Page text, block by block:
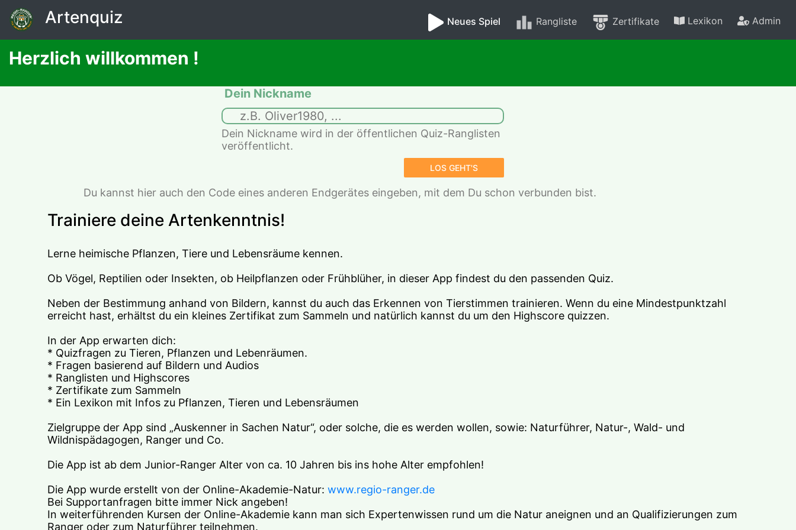
Artenquiz Neues Spiel Rangliste Zertifikate Lexikon Admin
Herzlich willkommen !
Dein Nickname
Dein Nickname wird in der öffentlichen Quiz-Ranglisten
veröffentlicht.
         LOS GEHT'S
Du kannst hier auch den Code eines anderen Endgerätes eingeben, mit dem Du schon verbunden bist.
Trainiere deine Artenkenntnis!
Lerne heimische Pflanzen, Tiere und Lebensräume kennen.
Ob Vögel, Reptilien oder Insekten, ob Heilpflanzen oder Frühblüher, in dieser App findest du den passenden Quiz.
Neben der Bestimmung anhand von Bildern, kannst du auch das Erkennen von Tierstimmen trainieren. Wenn du eine Mindestpunktzahl
erreicht hast, erhältst du ein kleines Zertifikat zum Sammeln und natürlich kannst du um den Highscore quizzen.
In der App erwarten dich:
* Quizfragen zu Tieren, Pflanzen und Lebenräumen.
* Fragen basierend auf Bildern und Audios
* Ranglisten und Highscores
* Zertifikate zum Sammeln
* Ein Lexikon mit Infos zu Pflanzen, Tieren und Lebensräumen
Zielgruppe der App sind „Auskenner in Sachen Natur“, oder solche, die es werden wollen, sowie: Naturführer, Natur-, Wald- und
Wildnispädagogen, Ranger und Co.
Die App ist ab dem Junior-Ranger Alter von ca. 10 Jahren bis ins hohe Alter empfohlen!
Die App wurde erstellt von der Online-Akademie-Natur: www.regio-ranger.de
Bei Supportanfragen bitte immer Nick angeben!
In weiterführenden Kursen der Online-Akademie kann man sich Expertenwissen rund um die Natur aneignen und an Qualifizierungen zum
Ranger oder zum Naturführer teilnehmen.